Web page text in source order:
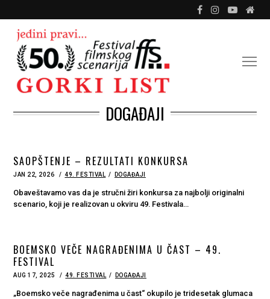
DOGAĐAJI
SAOPŠTENJE – REZULTATI KONKURSA
POSTED
JAN 22, 2026 JAN
2026
49. FESTIVAL DOGAĐAJI
Obaveštavamo vas da je stručni žiri konkursa za najbolji originalni
scenario, koji je realizovan u okviru 49. Festivala…
BOEMSKO VEČE NAGRAĐENIMA U ČAST – 49.
FESTIVAL
POSTED
AUG 17, 2025
AUG
2025
49. FESTIVAL DOGAĐAJI
„Boemsko veče nagrađenima u čast“ okupilo je tridesetak glumaca